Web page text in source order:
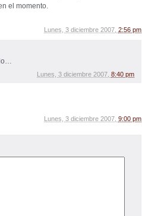
el momento.
Lunes, 3 diciembre 2007, 2:56 pm
Lunes, 3 diciembre 2007, 8:40 pm
Lunes, 3 diciembre 2007, 9:00 pm